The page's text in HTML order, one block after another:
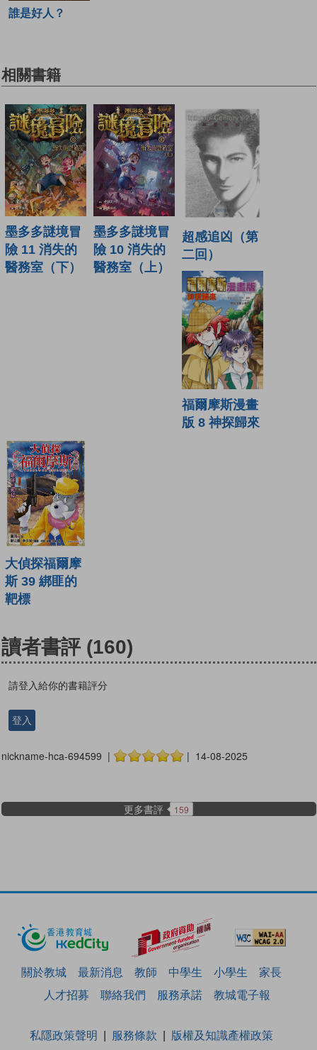
誰是好人？
相關書籍
墨多多謎境冒
險 11 消失的
醫務室（下）
墨多多謎境冒
險 10 消失的
醫務室（上）
超感追凶（第
二回）
福爾摩斯漫畫
版 8 神探歸來
大偵探福爾摩
斯 39 綁匪的
靶標
讀者書評 (160)
請登入給你的書籍評分
登入
nickname-hca-694599 | | 14-08-2025
更多書評 159
關於教城 最新消息 教師 中學生 小學生
家長
人才招募
聯絡我們 服務承諾 教城電子報
私隱政策聲明 服務條款
版權及知識產權政策